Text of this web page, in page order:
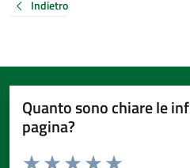
Indietro
Quanto sono chiare le
pagina?
Valuta da 1 a 5 stelle la pagina